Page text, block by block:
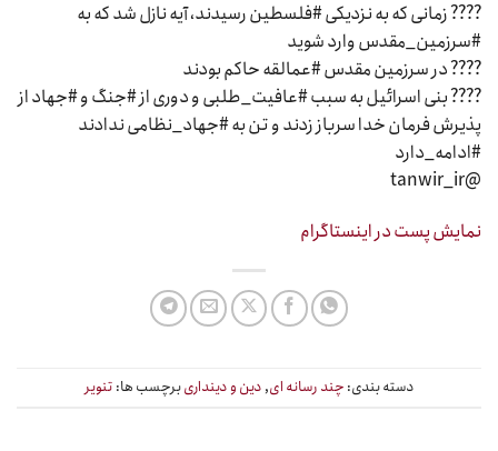
???? زمانی که به نزدیکی #فلسطین رسیدند، آیه نازل شد که به
#سرزمین_مقدس وارد شوید
???? در سرزمین مقدس #عمالقه حاکم بودند
???? بنی اسرائیل به سبب #عافیت_طلبی و دوری از #جنگ و #جهاد از
پذیرش فرمان خدا سرباز زدند و تن به #جهاد_نظامی ندادند
#ادامه_دارد
@tanwir_ir
نمایش پست در اینستاگرام
دسته بندی: چند رسانه ای,دین و دینداریبرچسب ها: تنویر